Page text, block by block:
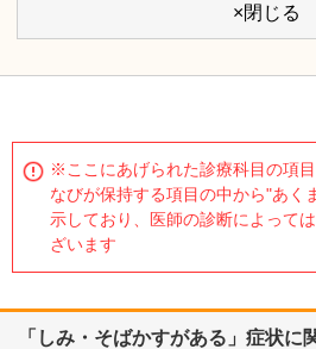
×閉じる
※ここにあげられた診療科目の項
なびが保持する項目の中から"あく
示しており、医師の診断によって
ざいます
「しみ・そばかすがある」症状に